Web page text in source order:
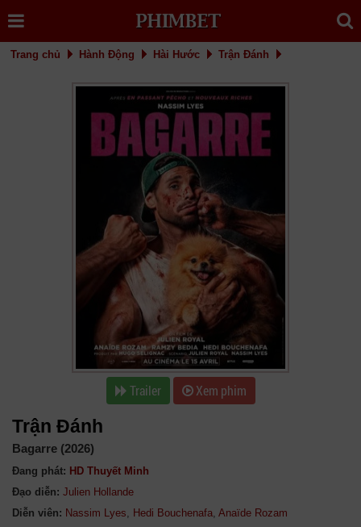
Trang chủ Hành Động Hài Hước Trận Đánh
Trailer Xem phim
Trận Đánh
Bagarre (2026)
Đang phát: HD Thuyết Minh
Đạo diễn: Julien Hollande
Diễn viên: Nassim Lyes, Hedi Bouchenafa, Anaïde Rozam